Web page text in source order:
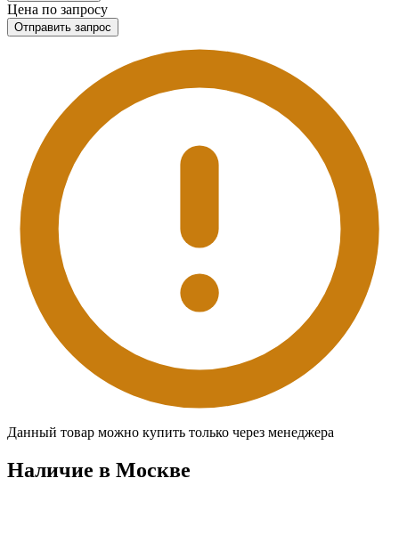
Цена по запросу
Отправить запрос
Данный товар можно купить только через менеджера
Наличие в Москвe